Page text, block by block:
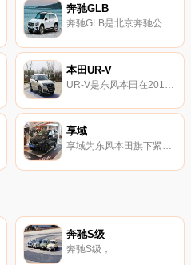
奔驰GLB
奔驰GLB是北京奔驰公司旗下紧凑型SUV。
本田UR-V
享域
享域为东风本田旗下紧凑型车。
奔驰S级
奔驰S级，